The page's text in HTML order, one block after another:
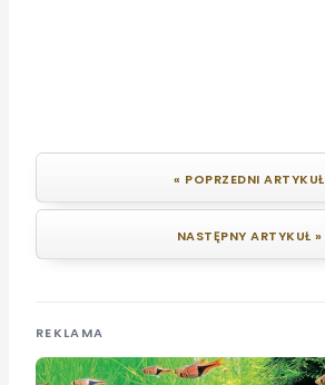
« POPRZEDNI ARTYKUŁ
NASTĘPNY ARTYKUŁ »
REKLAMA